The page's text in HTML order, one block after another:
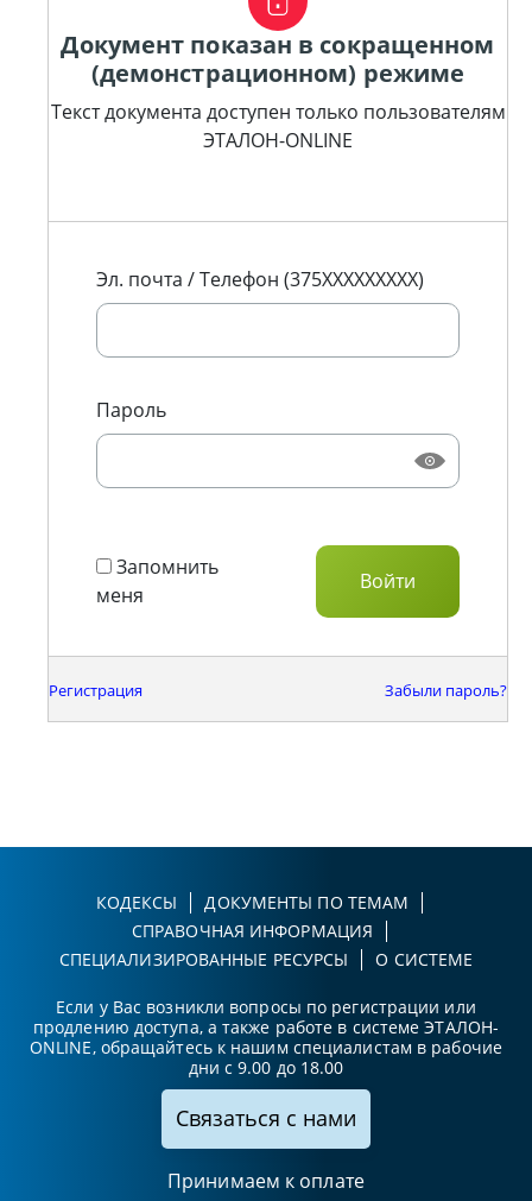
Документ показан в сокращенном
(демонстрационном) режиме
Текст документа доступен только пользователям
ЭТАЛОН-ONLINE
Эл. почта / Телефон (375XXXXXXXXX)
Пароль
Запомнить
меня
Регистрация Забыли пароль?
КОДЕКСЫ
ДОКУМЕНТЫ ПО ТЕМАМ
СПРАВОЧНАЯ ИНФОРМАЦИЯ
СПЕЦИАЛИЗИРОВАННЫЕ РЕСУРСЫ
О СИСТЕМЕ
Если у Вас возникли вопросы по регистрации или
продлению доступа, а также работе в системе ЭТАЛОН-
ONLINE, обращайтесь к нашим специалистам в рабочие
дни с 9.00 до 18.00
Связаться с нами
Принимаем к оплате